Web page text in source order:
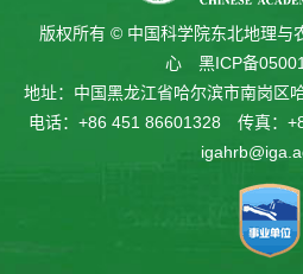
版权所有 © 中国科学院东北地理与
心 黑ICP备
地址：中国黑龙江省哈尔滨市南岗
电话：+86 451 86601328 传真：